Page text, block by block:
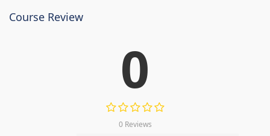
Course Review
0
0 Reviews